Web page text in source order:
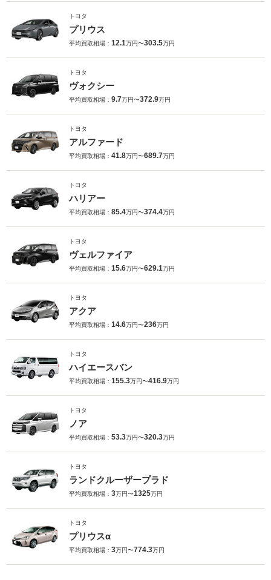
トヨタ
プリウス
平均買取相場： 12.1万円〜303.5万円
トヨタ
ヴォクシー
平均買取相場： 9.7万円〜372.9万円
トヨタ
アルファード
平均買取相場： 41.8万円〜689.7万円
トヨタ
ハリアー
平均買取相場： 85.4万円〜374.4万円
トヨタ
ヴェルファイア
平均買取相場： 15.6万円〜629.1万円
トヨタ
アクア
平均買取相場： 14.6万円〜236万円
トヨタ
ハイエースバン
平均買取相場： 155.3万円〜416.9万円
トヨタ
ノア
平均買取相場： 53.3万円〜320.3万円
トヨタ
ランドクルーザープラド
平均買取相場： 3万円〜1325万円
トヨタ
プリウスα
平均買取相場： 3万円〜774.3万円